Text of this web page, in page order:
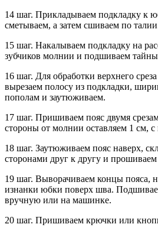
14 шаг. Прикладываем подкладку к
сметываем, а затем сшиваем по
15 шаг. Накалываем подкладку на
зубчиков молнии и подшиваем
16 шаг. Для обработки верхнего
вырезаем полосу из подкладки,
пополам и заутюживаем.
17 шаг. Пришиваем пояс двумя
стороны от молнии оставляем 1 см, с
18 шаг. Заутюживаем пояс наверх,
сторонами друг к другу и
19 шаг. Выворачиваем концы пояса,
изнанки юбки поверх шва.
вручную или на машинке.
20 шаг. Пришиваем крючки или